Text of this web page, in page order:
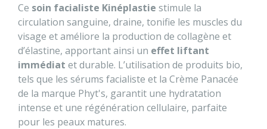
Ce soin facialiste Kinéplastie stimule la
circulation sanguine, draine, tonifie les muscles du
visage et améliore la production de collagène et
d’élastine, apportant ainsi un effet liftant
immédiat et durable. L’utilisation de produits bio,
tels que les sérums facialiste et la Crème Panacée
de la marque Phyt's, garantit une hydratation
intense et une régénération cellulaire, parfaite
pour les peaux matures.